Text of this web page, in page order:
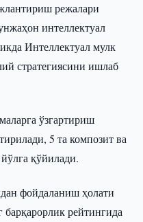
режалари
интеллектуал
Интеллектуал мулк
стратегиясини ишлаб
ўзгартириш
5 та композит ва
қўйилади.
фойдаланиш ҳолати
рейтингида